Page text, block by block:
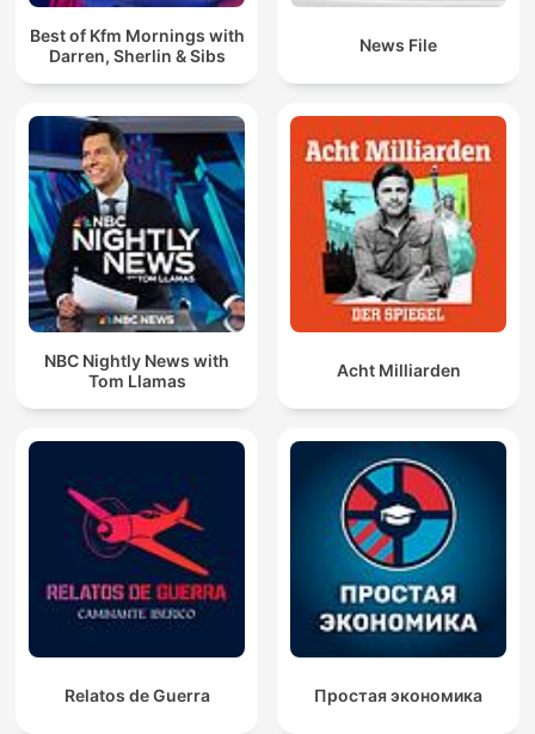
Best of Kfm Mornings with
Darren, Sherlin & Sibs
News File
NBC Nightly News with
Tom Llamas
Acht Milliarden
Relatos de Guerra Простая экономика